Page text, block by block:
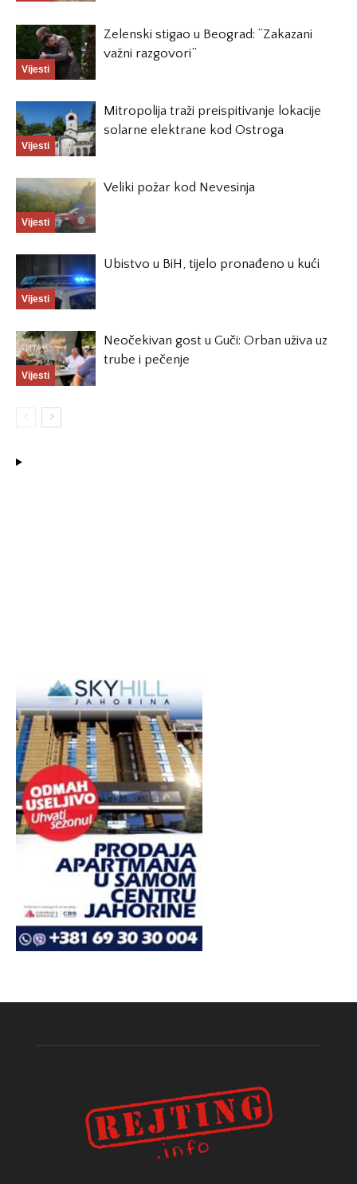
Vijesti
Zelenski stigao u Beograd: “Zakazani
važni razgovori”
Vijesti
Mitropolija traži preispitivanje lokacije
solarne elektrane kod Ostroga
Vijesti
Veliki požar kod Nevesinja
Vijesti
Ubistvo u BiH, tijelo pronađeno u kući
Vijesti
Neočekivan gost u Guči: Orban uživa uz
trube i pečenje